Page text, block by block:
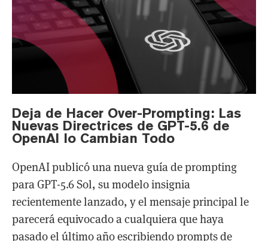
Deja de Hacer Over-Prompting: Las
Nuevas Directrices de GPT-5.6 de
OpenAI lo Cambian Todo
OpenAI publicó una nueva guía de prompting
para GPT-5.6 Sol, su modelo insignia
recientemente lanzado, y el mensaje principal le
parecerá equivocado a cualquiera que haya
pasado el último año escribiendo prompts de